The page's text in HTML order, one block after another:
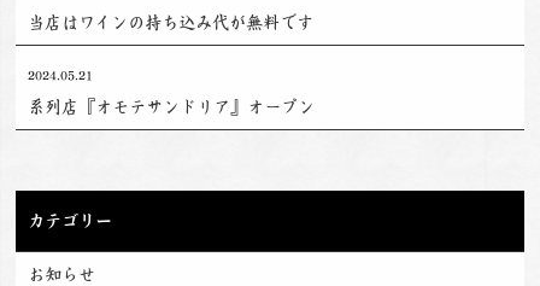
当店はワインの持ち込み代が無料です
2024.05.21
系列店『オモテサンドリア』オープン
カテゴリー
お知らせ